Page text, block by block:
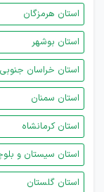
استان هرمزگان
استان بوشهر
استان خراسان جنوبی
استان سمنان
استان کرمانشاه
استان سیستان و
استان گلستان